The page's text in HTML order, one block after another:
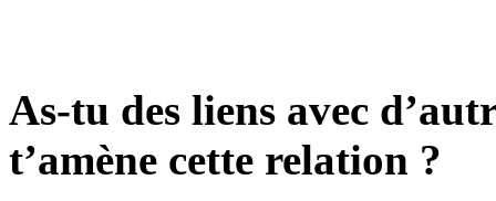
As-tu des liens avec
t’amène cette relation ?